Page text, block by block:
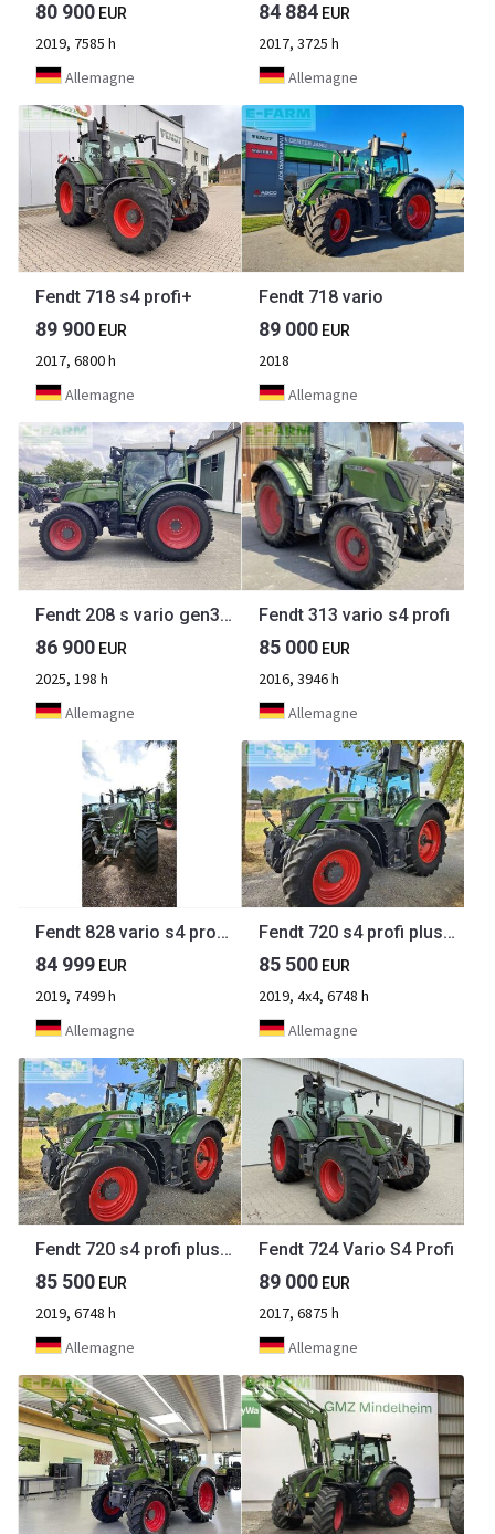
80 900 EUR
2019, 7585 h
Allemagne
84 884 EUR
2017, 3725 h
Allemagne
Fendt 718 s4 profi+
89 900 EUR
2017, 6800 h
Allemagne
Fendt 718 vario
89 000 EUR
2018
Allemagne
Fendt 208 s vario gen3 power
86 900 EUR
2025, 198 h
Allemagne
Fendt 313 vario s4 profi
85 000 EUR
2016, 3946 h
Allemagne
Fendt 828 vario s4 profiplus
84 999 EUR
2019, 7499 h
Allemagne
Fendt 720 s4 profi plus, steckache, gps ( 718 722 724 )
85 500 EUR
2019, 4x4, 6748 h
Allemagne
Fendt 720 s4 profi plus, steckache, gps ( 718 722 724 )
85 500 EUR
2019, 6748 h
Allemagne
Fendt 724 Vario S4 Profi
89 000 EUR
2017, 6875 h
Allemagne